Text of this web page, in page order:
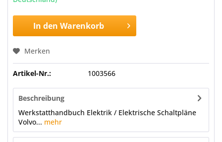
In den Warenkorb
Merken
Artikel-Nr.: 1003566
Beschreibung
Werkstatthandbuch Elektrik / Elektrische Schaltpläne
Volvo... mehr